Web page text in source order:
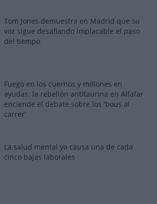
Tom Jones demuestra en Madrid que su
voz sigue desafiando implacable el paso
del tiempo
Fuego en los cuernos y millones en
ayudas: la rebelión antitaurina en Alfafar
enciende el debate sobre los 'bous al
carrer'
La salud mental ya causa una de cada
cinco bajas laborales